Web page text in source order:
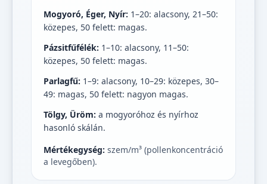
Mogyoró, Éger, Nyír: 1–20: alacsony, 21–50:
közepes, 50 felett: magas.
Pázsitfűfélék: 1–10: alacsony, 11–50:
közepes, 50 felett: magas.
Parlagfű: 1–9: alacsony, 10–29: közepes, 30–
49: magas, 50 felett: nagyon magas.
Tölgy, Üröm: a mogyoróhoz és nyírhoz
hasonló skálán.
Mértékegység: szem/m³ (pollenkoncentráció
a levegőben).